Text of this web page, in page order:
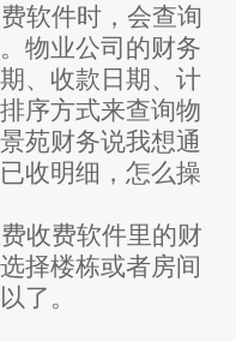
软件时，会查询
物业公司的财务
、收款日期、计
序方式来查询物
苑财务说我想通
收明细，怎么操
收费软件里的财
择楼栋或者房间
了。